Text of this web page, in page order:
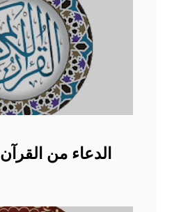
الدعاء من